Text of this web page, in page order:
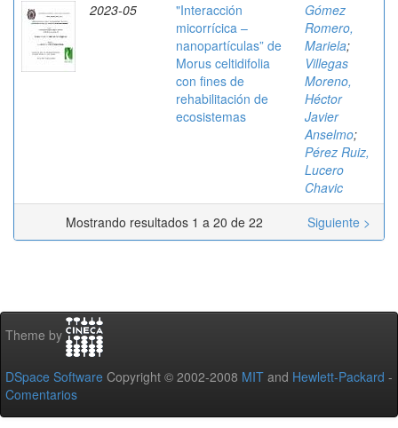
2023-05
"Interacción
micorrícica –
nanopartículas” de
Morus celtidifolia
con fines de
rehabilitación de
ecosistemas
Gómez
Romero,
Mariela;
Villegas
Moreno,
Héctor
Javier
Anselmo;
Pérez Ruiz,
Lucero
Chavic
Mostrando resultados 1 a 20 de 22
Siguiente >
Theme by
DSpace Software Copyright © 2002-2008 MIT and Hewlett-Packard -
Comentarios